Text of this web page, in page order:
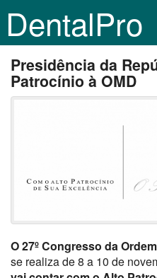
DentalPro
Presidência da
Patrocínio à OMD
O 27º Congresso da
se realiza de 8 a 10 de